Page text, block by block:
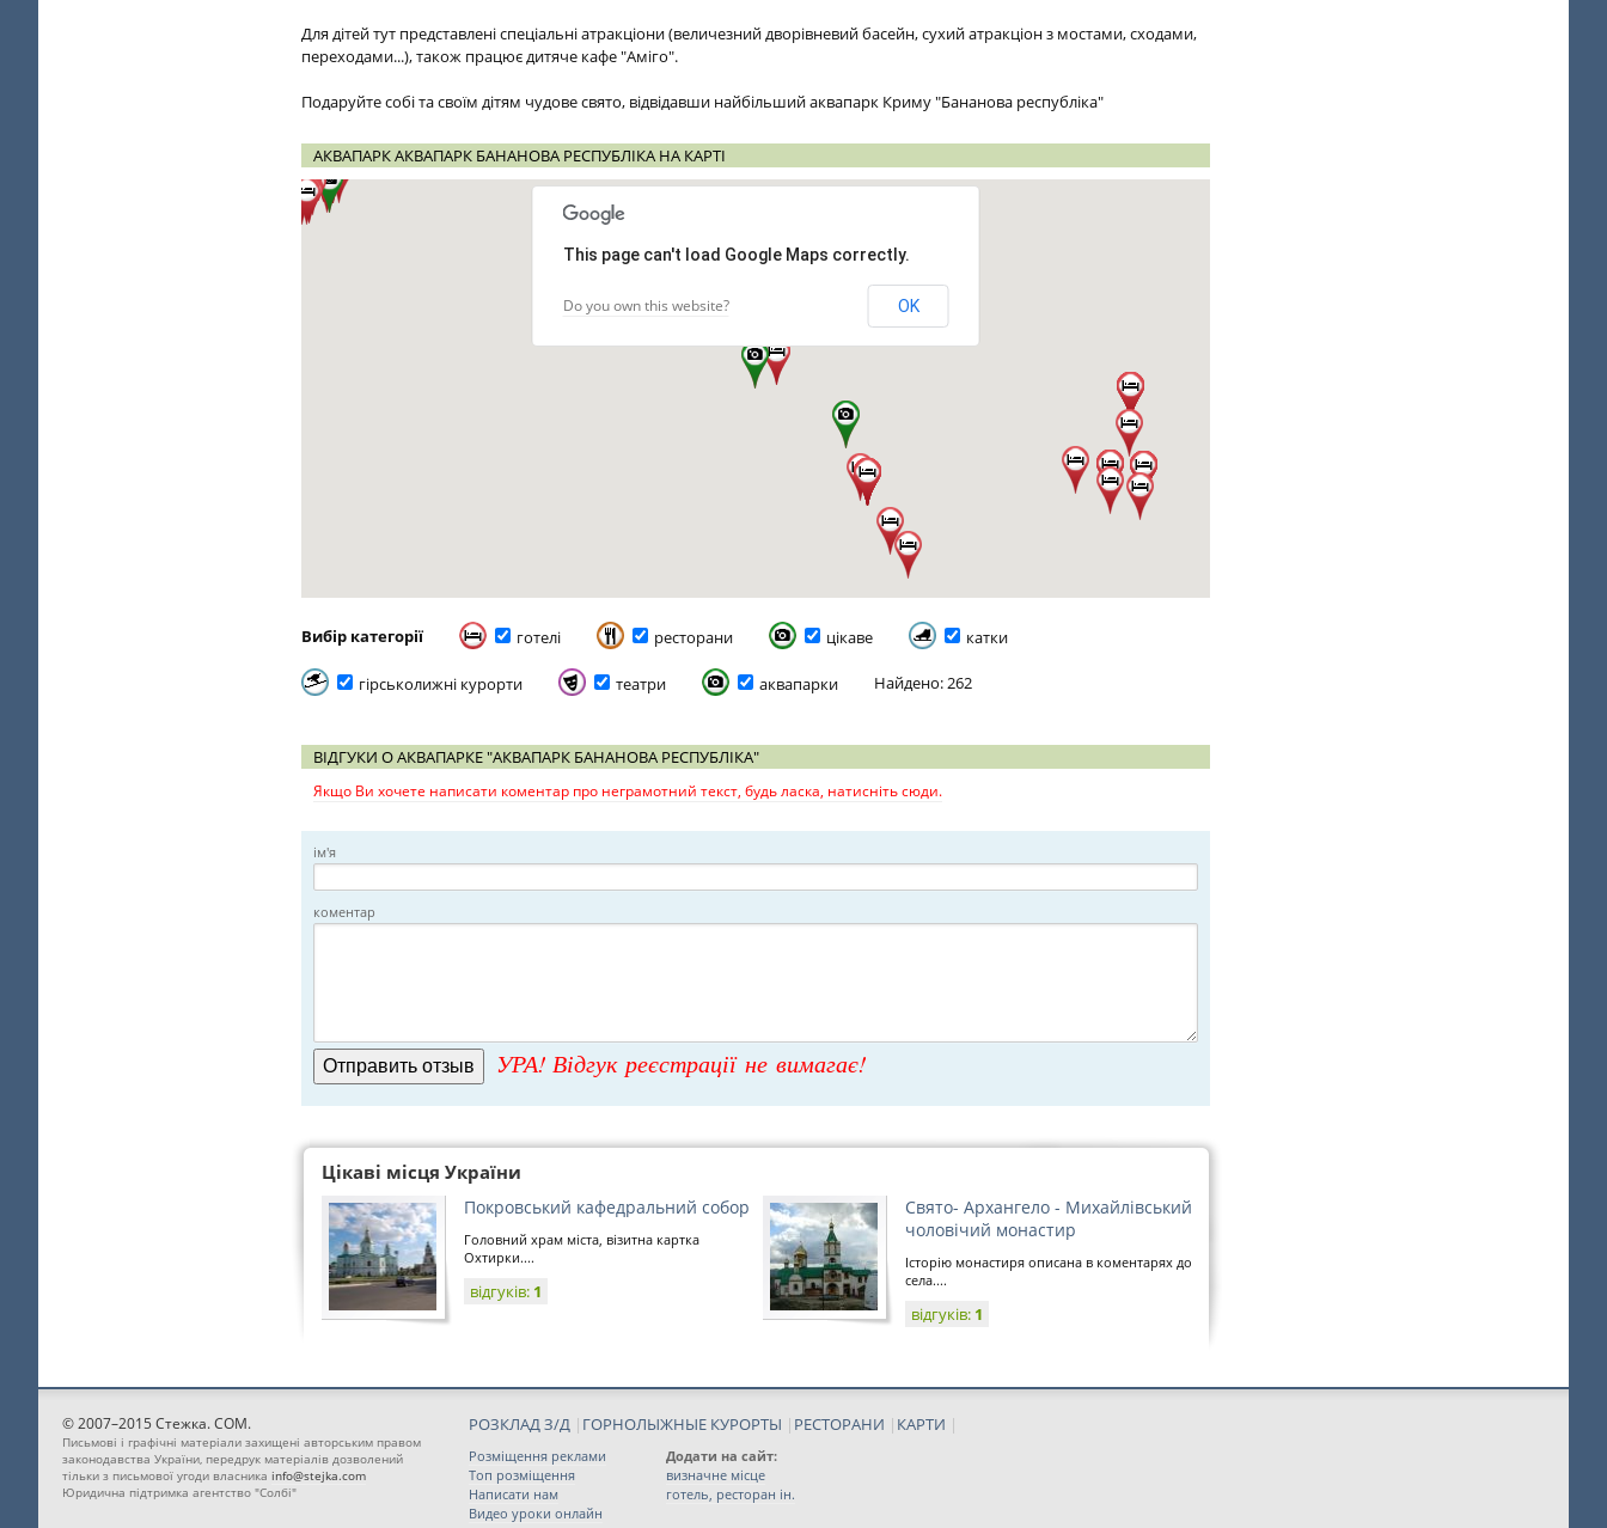
Для дітей тут представлені спеціальні атракціони (величезний дворівневий басейн, сухий атракціон з мостами, сходами,
переходами...), також працює дитяче кафе "Аміго".
Подаруйте собі та своїм дітям чудове свято, відвідавши найбільший аквапарк Криму "Бананова республіка"
АКВАПАРК АКВАПАРК БАНАНОВА РЕСПУБЛІКА НА КАРТІ
This page can't load Google Maps correctly.
Do you own this website? OK
Вибір категорії готелі ресторани цікаве катки
гірськолижні курорти театри аквапарки Найдено: 262
ВІДГУКИ О АКВАПАРКЕ "АКВАПАРК БАНАНОВА РЕСПУБЛІКА"
Якщо Ви хочете написати коментар про неграмотний текст, будь ласка, натисніть сюди.
ім'я
коментар
УРА! Відгук реєстрації не вимагає!
Цікаві місця України
Покровський кафедральний собор
Головний храм міста, візитна картка
Охтирки....
відгуків: 1
Свято- Архангело - Михайлівський
чоловічий монастир
Історію монастиря описана в коментарях до
села....
відгуків: 1
© 2007–2015 Стежка. COM.
Письмові і графічні матеріали захищені авторським правом
законодавства України, передрук матеріалів дозволений
тільки з письмової угоди власника info@stejka.com
Юридична підтримка агентство "Солбі"
РОЗКЛАД З/Д | ГОРНОЛЫЖНЫЕ КУРОРТЫ | РЕСТОРАНИ | КАРТИ |
Розміщення реклами
Топ розміщення
Написати нам
Видео уроки онлайн
Додати на сайт:
визначне місце
готель, ресторан ін.